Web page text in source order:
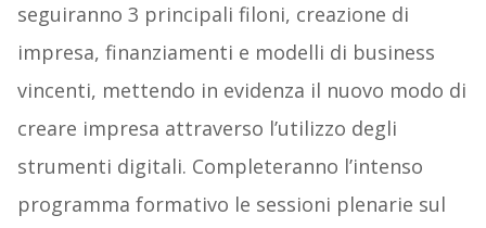
seguiranno 3 principali filoni, creazione di
impresa, finanziamenti e modelli di business
vincenti, mettendo in evidenza il nuovo modo di
creare impresa attraverso l’utilizzo degli
strumenti digitali. Completeranno l’intenso
programma formativo le sessioni plenarie sul